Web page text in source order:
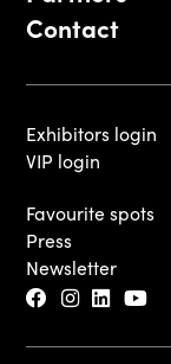
Contact
Exhibitors login
VIP login
Favourite spots
Press
Newsletter